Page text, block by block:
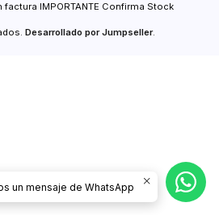
IMPORTANTE Confirma Stock
Desarrollado por Jumpseller.
un mensaje de WhatsApp